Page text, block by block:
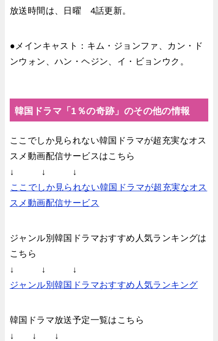
放送時間は、日曜 4話更新。
●メインキャスト：キム・ジョンファ、カン・ド
ンウォン、ハン・ヘジン、イ・ビョンウク。
韓国ドラマ「1％の奇跡」のその他の情報
ここでしか見られない韓国ドラマが超充実なオス
スメ動画配信サービスはこちら
↓ ↓ ↓
ここでしか見られない韓国ドラマが超充実なオス
スメ動画配信サービス
ジャンル別韓国ドラマおすすめ人気ランキングは
こちら
↓ ↓ ↓
ジャンル別韓国ドラマおすすめ人気ランキング
韓国ドラマ放送予定一覧はこちら
↓ ↓ ↓